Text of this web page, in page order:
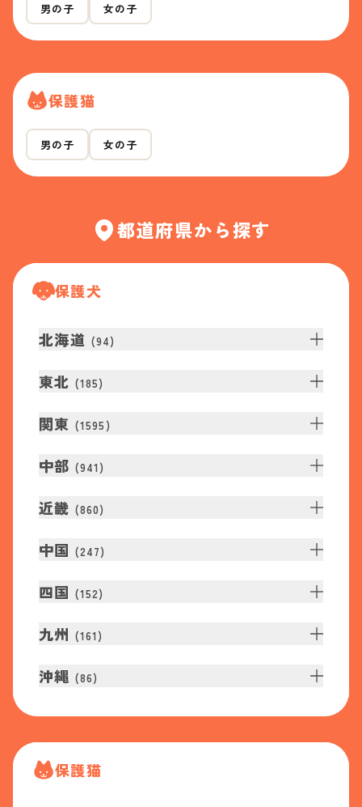
男の子 女の子
保護猫
男の子 女の子
都道府県から探す
保護犬
北海道 (94)
東北 (185)
関東 (1595 )
中部 (941 )
近畿 (860)
中国 (247)
四国 (152)
九州 (161 )
沖縄 (86)
保護猫